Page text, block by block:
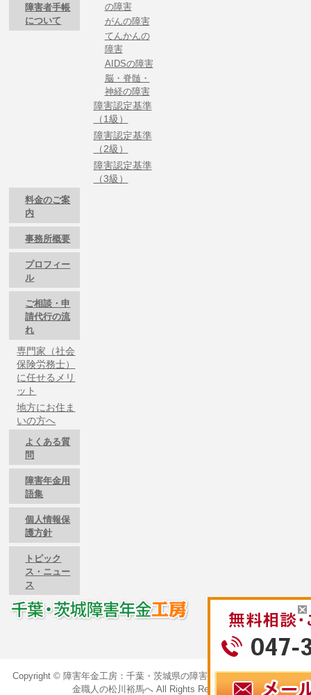
障害者手帳
について
の障害
がんの障害
てんかんの
障害
AIDSの障害
脳・脊髄・
神経の障害
障害認定基準
（1級）
障害認定基準
（2級）
障害認定基準
（3級）
料金のご案
内
事務所概要
プロフィー
ル
ご相談・申
請代行の流
れ
専門家（社会
保険労務士）
に任せるメリ
ット
地方にお住ま
いの方へ
よくある質
問
障害年金用
語集
個人情報保
護方針
トピック
ス・ニュー
ス
Copyright ©障害年金工房：千葉・茨城県の障害年金のご相談は障害年
金職人の松川裕馬へAll Rights Reserved.